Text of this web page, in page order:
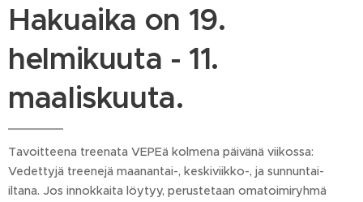
Hakuaika on 19.
helmikuuta - 11.
maaliskuuta.
Tavoitteena treenata VEPEä kolmena päivänä viikossa:
Vedettyjä treenejä maanantai-, keskiviikko-, ja sunnuntai-
iltana. Jos innokkaita löytyy, perustetaan omatoimiryhmä